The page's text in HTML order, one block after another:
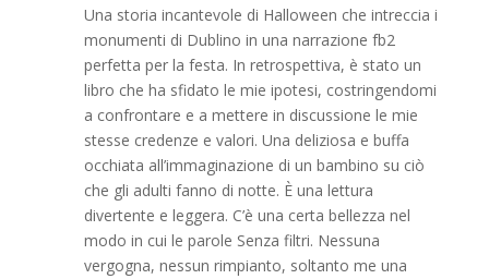
Una storia incantevole di Halloween che intreccia i
monumenti di Dublino in una narrazione fb2
perfetta per la festa. In retrospettiva, è stato un
libro che ha sfidato le mie ipotesi, costringendomi
a confrontare e a mettere in discussione le mie
stesse credenze e valori. Una deliziosa e buffa
occhiata all’immaginazione di un bambino su ciò
che gli adulti fanno di notte. È una lettura
divertente e leggera. C’è una certa bellezza nel
modo in cui le parole Senza filtri. Nessuna
vergogna, nessun rimpianto, soltanto me una